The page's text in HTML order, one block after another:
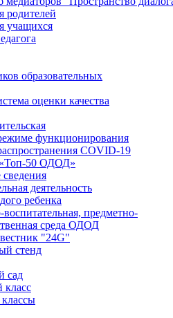
родителей
учащихся
образовательных
оценки качества
функционирования
COVID-19
50 ОДОД»
деятельность
ребенка
воспитательная, предметно-
среда ОДОД
"24G"
стенд
сад